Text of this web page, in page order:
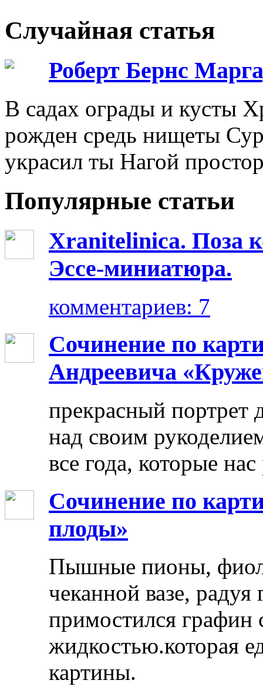
Случайная статья
Роберт Бернс
В садах ограды и кусты
рожден средь нищеты
украсил ты Нагой
Популярные статьи
Xranitelinica. Поза
Эссе-миниатюра.
комментариев: 7
Сочинение по
Андреевича
прекрасный портрет
над своим
все года, которые
Сочинение по
плоды»
Пышные пионы,
чеканной вазе,
примостился графин
жидкостью.которая
картины.